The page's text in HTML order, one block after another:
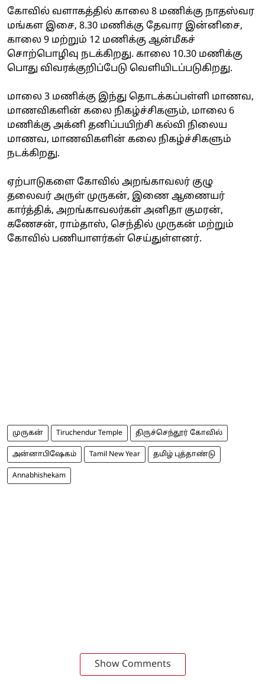
கோவில் வளாகத்தில் காலை 8 மணிக்கு நாதஸ்வர
மங்கள இசை, 8.30 மணிக்கு தேவார இன்னிசை,
காலை 9 மற்றும் 12 மணிக்கு ஆன்மீகச்
சொற்பொழிவு நடக்கிறது. காலை 10.30 மணிக்கு
பொது விவரக்குறிப்பேடு வெளியிடப்படுகிறது.
மாலை 3 மணிக்கு இந்து தொடக்கப்பள்ளி மாணவ,
மாணவிகளின் கலை நிகழ்ச்சிகளும், மாலை 6
மணிக்கு அக்னி தனிப்பயிற்சி கல்வி நிலைய
மாணவ, மாணவிகளின் கலை நிகழ்ச்சிகளும்
நடக்கிறது.
ஏற்பாடுகளை கோவில் அறங்காவலர் குழு
தலைவர் அருள் முருகன், இணை ஆணையர்
கார்த்திக், அறங்காவலர்கள் அனிதா குமரன்,
கணேசன், ராம்தாஸ், செந்தில் முருகன் மற்றும்
கோவில் பணியாளர்கள் செய்துள்ளனர்.
முருகன் Tiruchendur Temple திருச்செந்தூர் கோவில்
அன்னாபிஷேகம் Tamil New Year தமிழ் புத்தாண்டு
Annabhishekam
Show Comments